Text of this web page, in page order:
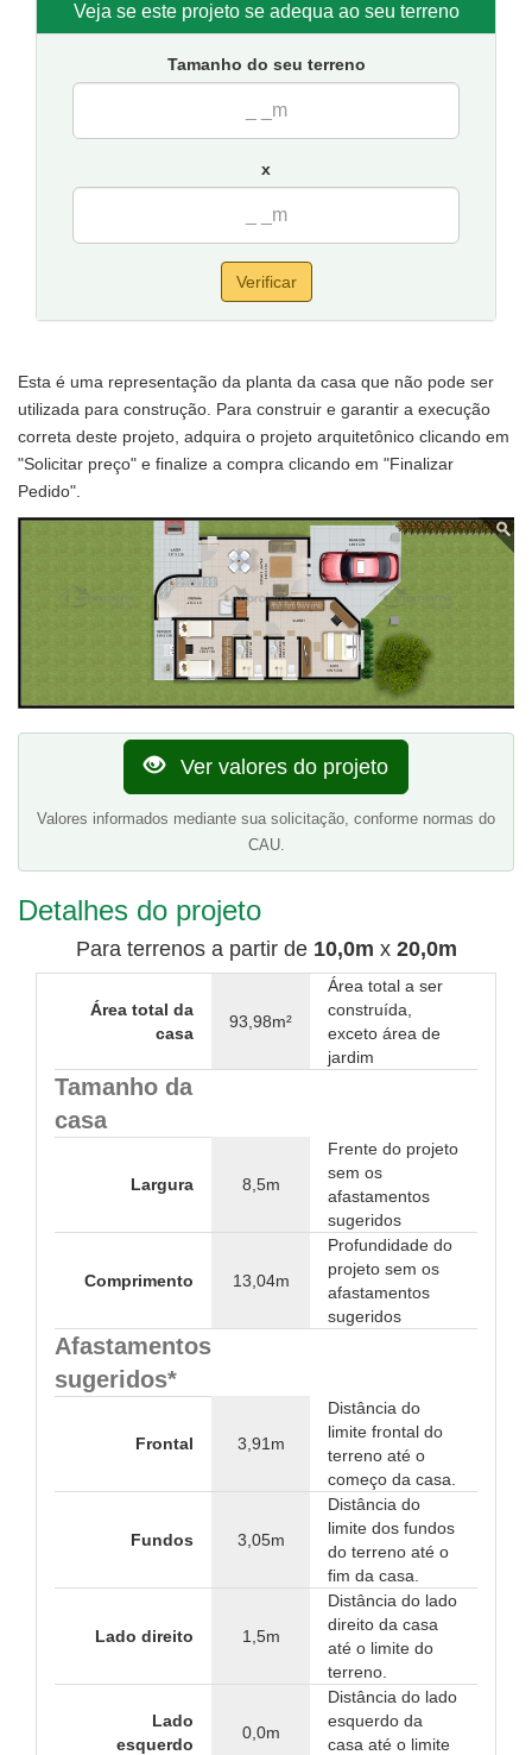
Veja se este projeto se adequa ao seu terreno
Tamanho do seu terreno
x
Verificar
Esta é uma representação da planta da casa que não pode ser
utilizada para construção. Para construir e garantir a execução
correta deste projeto, adquira o projeto arquitetônico clicando em
"Solicitar preço" e finalize a compra clicando em "Finalizar
Pedido".
Ver valores do projeto
Valores informados mediante sua solicitação, conforme normas do
CAU.
Detalhes do projeto
Para terrenos a partir de 10,0m x 20,0m
Área total da
casa
93,98m²
Área total a ser
construída,
exceto área de
jardim
Tamanho da
casa
Largura 8,5m
Frente do projeto
sem os
afastamentos
sugeridos
Comprimento 13,04m
Profundidade do
projeto sem os
afastamentos
sugeridos
Afastamentos
sugeridos*
Frontal 3,91m
Distância do
limite frontal do
terreno até o
começo da casa.
Fundos 3,05m
Distância do
limite dos fundos
do terreno até o
fim da casa.
Lado direito 1,5m
Distância do lado
direito da casa
até o limite do
terreno.
Lado
esquerdo
0,0m
Distância do lado
esquerdo da
casa até o limite